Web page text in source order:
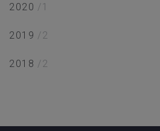
2020 /1
2019 /2
2018 /2